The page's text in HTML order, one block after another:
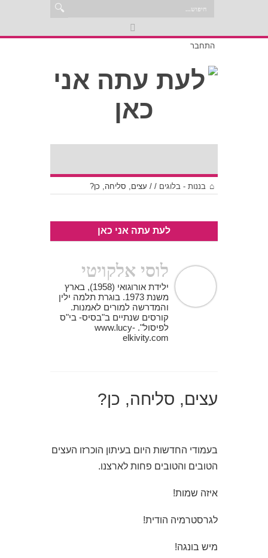
התחבר
בננות - בלוגים /
/ עצים, סליחה, כן?
לעת עתה אני כאן
לוסי אלקויטי
ילידת אורוגואי (1958), בארץ
משנת 1973. בוגרת תלמה ילין
והמדרשה למורים לאמנות.
קורסים שנתיים ב"בסיס- בי"ס
לפיסול". www.lucy-
elkivity.com
עצים, סליחה, כן?
בעמודי החדשות היום בעיתון הוכרזו העצים
הטובים והטובים פחות לארצנו.
איזה שמות!
לגרסטרמיה הודית!
מיש בונגה!